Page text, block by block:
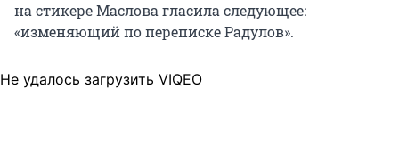
на стикере Маслова гласила следующее:
«изменяющий по переписке Радулов».
Не удалось загрузить VIQEO